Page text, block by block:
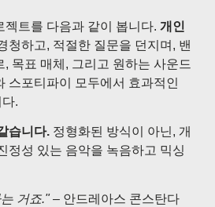
젝트를 다음과 같이 봅니다. 개인
청하고, 적절한 질문을 던지며, 밴
, 목표 매체, 그리고 원하는 사운드
스포티파이 모두에서 효과적인
.
습니다. 정형화된 방식이 아닌, 개
정성 있는 음악을 녹음하고 믹싱
거죠."– 안드레아스 콘스탄다